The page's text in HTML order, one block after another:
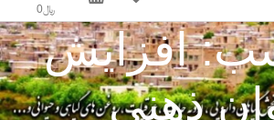
﷼0
افزایش
ذهنی